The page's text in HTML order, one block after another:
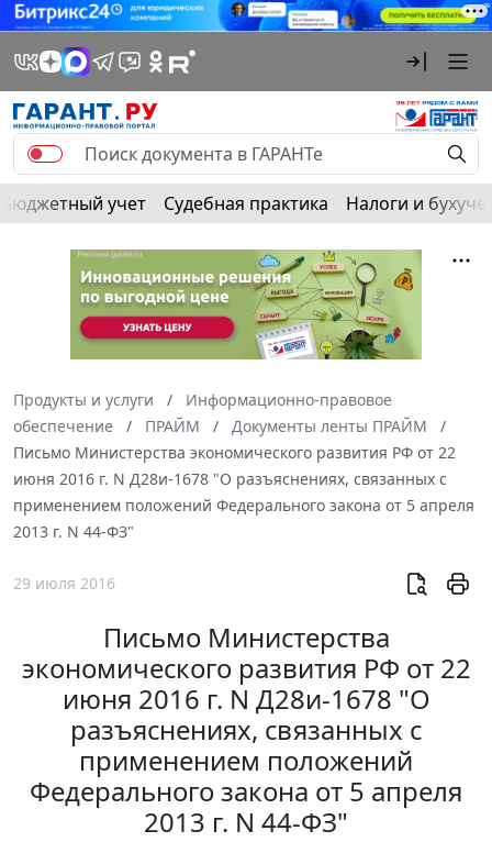
Бюджетный учет Судебная практика Налоги и
Продукты и услуги
Информационно-правовое
обеспечение
ПРАЙМ
Документы ленты ПРАЙМ
Письмо Министерства экономического развития РФ от 22
июня 2016 г. N Д28и-1678 "О разъяснениях, связанных с
применением положений Федерального закона от 5 апреля
2013 г. N 44-ФЗ"
29 июля 2016
Письмо Министерства
экономического развития РФ от 22
июня 2016 г. N Д28и-1678 "О
разъяснениях, связанных с
применением положений
Федерального закона от 5 апреля
2013 г. N 44-ФЗ"